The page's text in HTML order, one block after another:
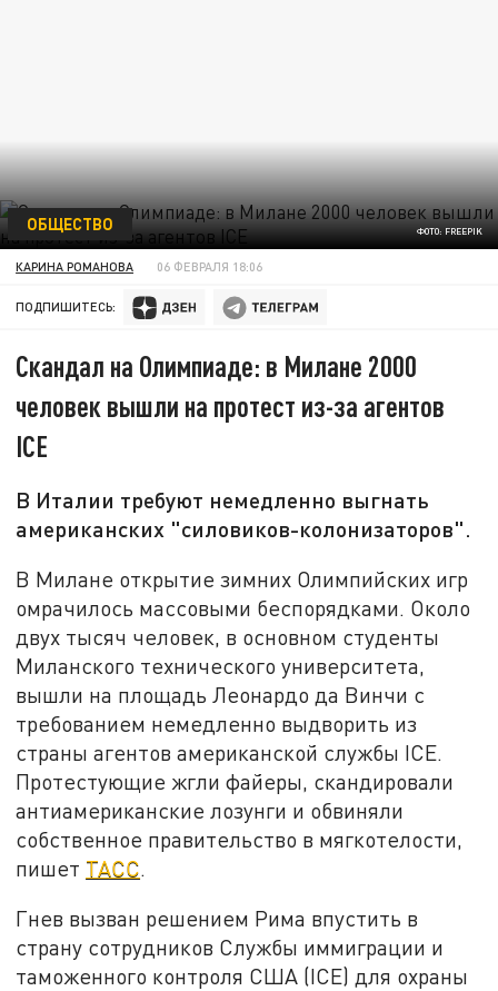
ФОТО: FREEPIK
ОБЩЕСТВО
КАРИНА РОМАНОВА 06 ФЕВРАЛЯ 18:06
ПОДПИШИТЕСЬ:
Скандал на Олимпиаде: в Милане 2000
человек вышли на протест из-за агентов
ICE
В Италии требуют немедленно выгнать
американских "силовиков-колонизаторов".
В Милане открытие зимних Олимпийских игр
омрачилось массовыми беспорядками. Около
двух тысяч человек, в основном студенты
Миланского технического университета,
вышли на площадь Леонардо да Винчи с
требованием немедленно выдворить из
страны агентов американской службы ICE.
Протестующие жгли файеры, скандировали
антиамериканские лозунги и обвиняли
собственное правительство в мягкотелости,
пишет ТАСС.
Гнев вызван решением Рима впустить в
страну сотрудников Службы иммиграции и
таможенного контроля США (ICE) для охраны